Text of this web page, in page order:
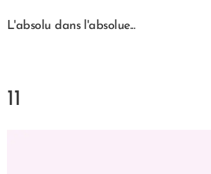
L'absolu dans l'absolue...
11